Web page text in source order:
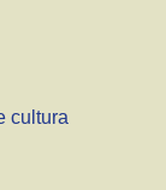
cultura